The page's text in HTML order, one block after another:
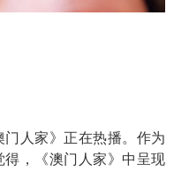
人家》正在热播。作为
，《澳门人家》中呈现